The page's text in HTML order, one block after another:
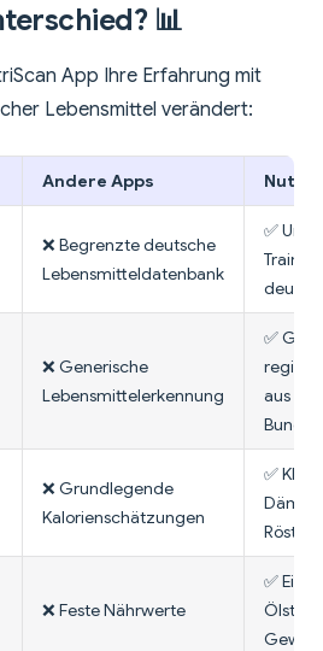
📊
App Ihre Erfahrung mit
Lebensmittel verändert:
Andere Apps
❌ Begrenzte deutsche
Lebensmitteldatenbank
✅
❌ Generische
Lebensmittelerkennung
✅
aus den
❌ Grundlegende
Kalorienschätzungen
✅ KI
❌ Feste Nährwerte
✅